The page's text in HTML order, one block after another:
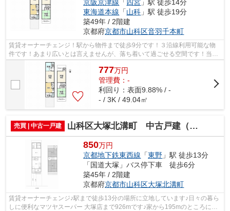
京阪京津線 「四宮 」駅 徒歩14分
東海道本線 「山科 」駅 徒歩19分
築49年 / 2階建
京都府京都市山科区音羽千本町
賃貸オーナーチェンジ！駅から物件まで徒歩9分です！３沿線利用可能な物
件です！あまり広いとは言えませんが、落ち着いて過ごせる空間です！当社
のスタッフが京都市山科区にある不動産...
777万円
管理費：-
利回り：表面9.88% / -
- / 3K / 49.04㎡
売買 | 中古一戸建 山科区大塚北溝町 中古戸建（賃貸オーナーチェンジ）
850万円
京都地下鉄東西線 「東野 」駅 徒歩13分
「国道大塚」バス停下車 徒歩6分
築45年 / 2階建
京都府京都市山科区大塚北溝町
賃貸オーナーチェンジ♪駅まで徒歩13分の場所に立地しています♪日々の暮ら
しに便利なマツヤスーパー 大塚店まで926mです♪家から195mのところに、